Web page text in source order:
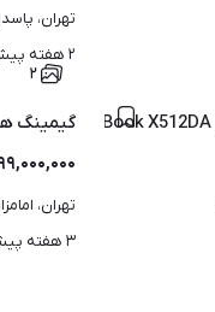
تهران،
۲ هفته پیش
۲
گیمینگ
تهران،
۳ هفته پیش